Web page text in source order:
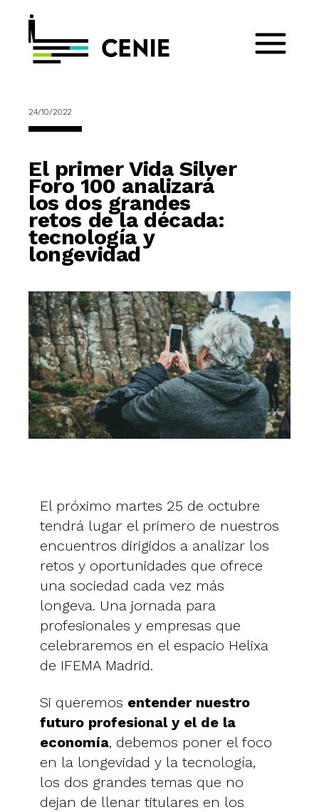
24/10/2022
El primer Vida Silver
Foro 100 analizará
los dos grandes
retos de la década:
tecnología y
longevidad
El próximo martes 25 de octubre
tendrá lugar el primero de nuestros
encuentros dirigidos a analizar los
retos y oportunidades que ofrece
una sociedad cada vez más
longeva. Una jornada para
profesionales y empresas que
celebraremos en el espacio Helixa
de IFEMA Madrid.
Si queremos entender nuestro
futuro profesional y el de la
economía, debemos poner el foco
en la longevidad y la tecnología,
los dos grandes temas que no
dejan de llenar titulares en los